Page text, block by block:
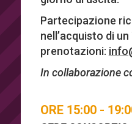
Partecipazione
nell’acquisto di
prenotazioni:
In collaborazione
ORE 15:00 -